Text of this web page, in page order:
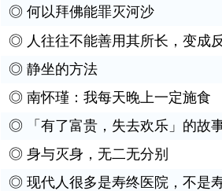
◎ 何以拜佛能罪灭河沙
◎ 人往往不能善用其所长，变成
◎ 静坐的方法
◎ 南怀瑾：我每天晚上一定施食
◎
「有了富贵，失去欢乐」的故
◎ 身与灭身，无二无分别
◎ 现代人很多是寿终医院，不是